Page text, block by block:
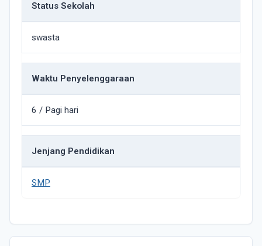
Status Sekolah
swasta
Waktu Penyelenggaraan
6 / Pagi hari
Jenjang Pendidikan
SMP